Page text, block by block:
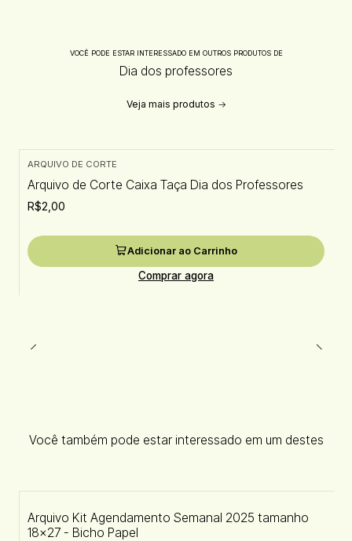
VOCÊ PODE ESTAR INTERESSADO EM OUTROS PRODUTOS DE
Dia dos professores
Veja mais produtos
ARQUIVO DE CORTE
Arquivo de Corte Caixa Taça Dia dos Professores
R$2,00
Adicionar ao Carrinho
Comprar agora
Você também pode estar interessado em um destes
Arquivo Kit Agendamento Semanal 2025 tamanho
18×27 - Bicho Papel